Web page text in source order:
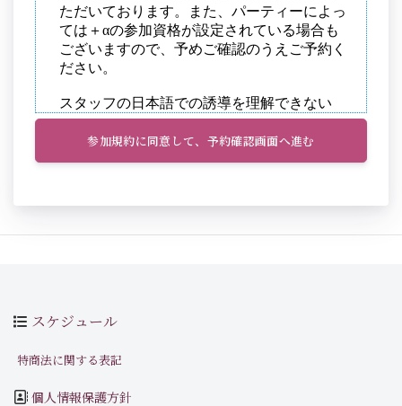
参加規約に同意して、予約確認画面へ進む
スケジュール
特商法に関する表記
個人情報保護方針